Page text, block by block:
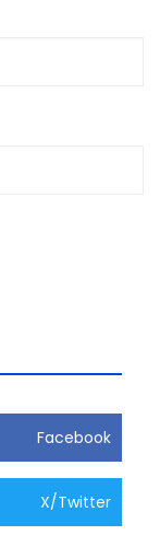
Facebook
X/Twitter